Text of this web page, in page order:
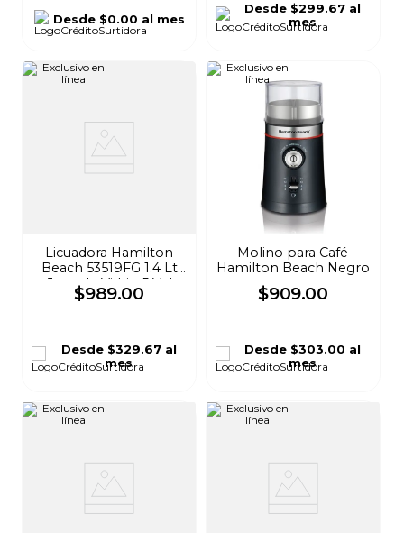
Desde$0.00 al mes
Desde$299.67 al
mes
Licuadora Hamilton
Beach 53519FG 1.4 Lt
Jarra de Vidrio 5 Vel
Rojo
$989.00
Desde$329.67 al
mes
Molino para Café
Hamilton Beach Negro
$909.00
Desde$303.00 al
mes